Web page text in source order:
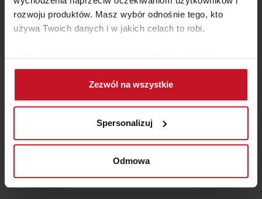
rozwoju produktów. Masz wybór odnośnie tego, kto
używa Twoich danych i w jakich celach to robi.
Jeśli wyrazisz na to zgodę, chcielibyśmy również:
Gromadzić dane dotyczące Twojej lokalizacji
geograficznej z dokładnością nawet do kilku metrów
Identyfikować Twoje urządzenie, aktywnie
(fingerprinting, czyli wirtualny odcisk palca)
Dowiedz się więcej odnośnie tego, jak Twoje osobiste
dane są przetwarzane oraz ustaw własne preferencje w
zmienić lub wycofać swoją zgodę w dowolnej chwili.
Zezwól na wszystkie
Spersonalizuj
Odmowa
KRZESŁO RISO
ZAPYTAJ O CENĘ W SALONIE